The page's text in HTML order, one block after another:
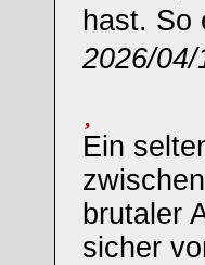
hast. So
2026/04/
Ein
brutaler
sicher